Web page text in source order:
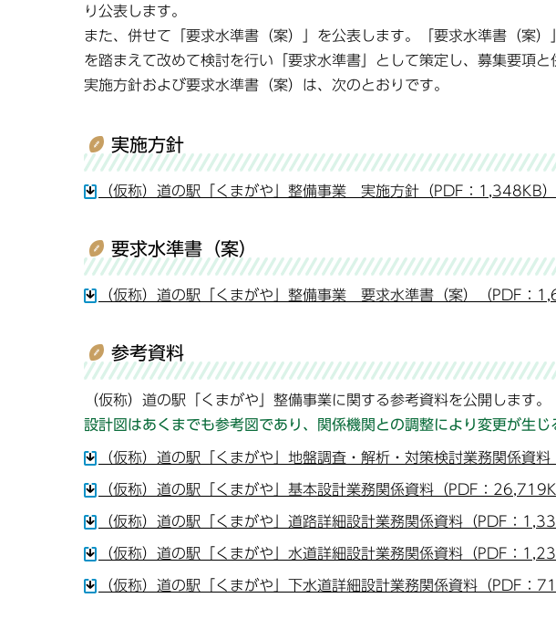
り公表します。
また、併せて「要求水準書（案）」を公表します。「要求水準書（案
を踏まえて改めて検討を行い「要求水準書」として策定し、募集要項と
実施方針および要求水準書（案）は、次のとおりです。
実施方針
（仮称）道の駅「くまがや」整備事業 実施方針（PDF：1,348KB）
要求水準書（案）
（仮称）道の駅「くまがや」整備事業 要求水準書（案）（PDF：
参考資料
（仮称）道の駅「くまがや」整備事業に関する参考資料を公開します。
設計図はあくまでも参考図であり、関係機関との調整により変更が生じ
（仮称）道の駅「くまがや」地盤調査・解析・対策検討業務関係資
（仮称）道の駅「くまがや」基本設計業務関係資料（PDF：
（仮称）道の駅「くまがや」道路詳細設計業務関係資料（PDF：
（仮称）道の駅「くまがや」水道詳細設計業務関係資料（PDF：
（仮称）道の駅「くまがや」下水道詳細設計業務関係資料（PDF：